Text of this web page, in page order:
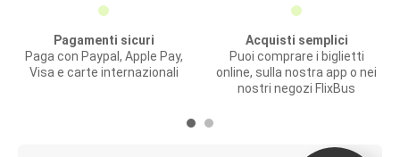
Pagamenti sicuri
Paga con Paypal, Apple Pay,
Visa e carte internazionali
Acquisti semplici
Puoi comprare i biglietti
online, sulla nostra app o nei
nostri negozi FlixBus